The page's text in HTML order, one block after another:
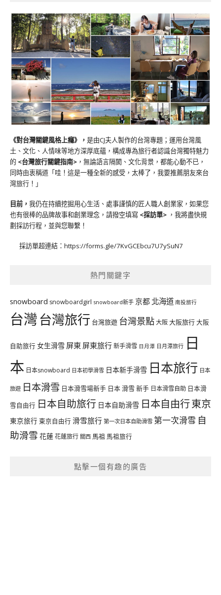
《對台灣關鍵風格上癮》 ， 是由CJ夫人製作的台灣專題；運用台灣風
土、文化、人情味等地方深厚底蘊，構成專為旅行者認識台灣獨特魅力
的 <台灣旅行關鍵指南> ，無論語言隔閡、文化背景，都能心動不已，
同時由衷稱道「哇！這是一種全新的感受，太棒了，我要推薦朋友來台
灣旅行！」
目前， 我仍在持續挖掘用心生活、處事謹慎的匠人職人創業家，如果您
也有很棒的品牌故事和創業理念，請撥空填寫 <採訪單> ，我將盡快規
劃採訪行程，並與您聯繫！
採訪單超連結： https://forms.gle/7KvGCEbcu7U7ySuN7
熱門關鍵字
snowboard snowboardgirl snowboard新手 京都 北海道 南投旅行
台灣台灣旅行 台灣旅遊 台灣景點大阪大阪旅行大阪
自助旅行 女生滑雪 屏東 屏東旅行新手滑雪 日月潭 日月潭旅行 日
本 日本snowboard 日本初學滑雪 日本新手滑雪 日本旅行 日本
旅遊 日本滑雪 日本滑雪場新手 日本 滑雪 新手 日本滑雪自助 日本滑
雪自由行 日本自助旅行 日本自助滑雪 日本自由行東京
東京旅行 東京自由行 滑雪旅行 第一次日本自助滑雪 第一次滑雪 自
助滑雪 花蓮花蓮旅行 關西 馬祖 馬祖旅行
點擊一個有趣的廣告